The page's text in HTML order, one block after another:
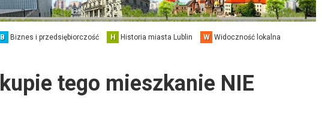
B Biznes i przedsiębiorczość H Historia miasta Lublin W Widoczność lokalna
tego mieszkanie NIE